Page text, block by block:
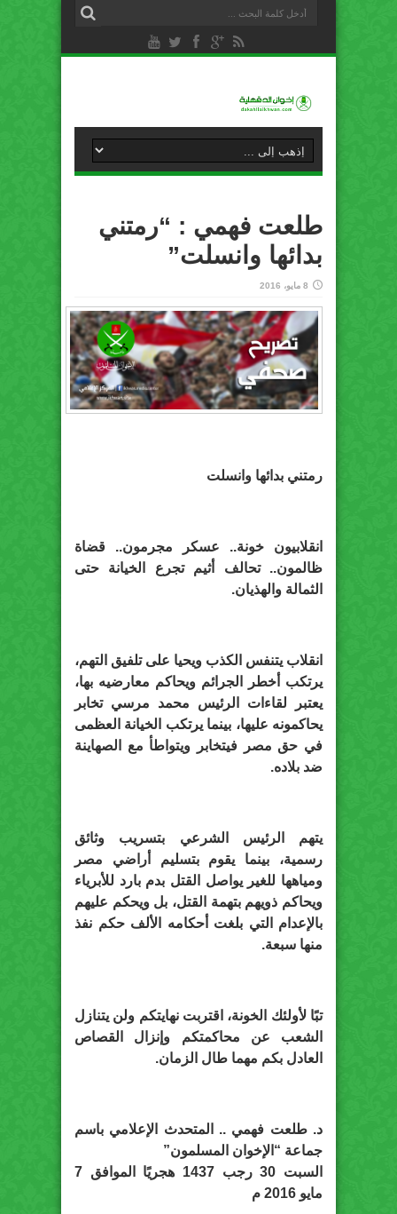
طلعت فهمي : “رمتني
بدائها وانسلت”
8 مايو، 2016
رمتني بدائها وانسلت
انقلابيون خونة.. عسكر مجرمون.. قضاة
ظالمون.. تحالف أثيم تجرع الخيانة حتى
الثمالة والهذيان.
انقلاب يتنفس الكذب ويحيا على تلفيق التهم،
يرتكب أخطر الجرائم ويحاكم معارضيه بها،
يعتبر لقاءات الرئيس محمد مرسي تخابر
يحاكمونه عليها، بينما يرتكب الخيانة العظمى
في حق مصر فيتخابر ويتواطأ مع الصهاينة
ضد بلاده.
يتهم الرئيس الشرعي بتسريب وثائق
رسمية، بينما يقوم بتسليم أراضي مصر
ومياهها للغير يواصل القتل بدم بارد للأبرياء
ويحاكم ذويهم بتهمة القتل، بل ويحكم عليهم
بالإعدام التي بلغت أحكامه الألف حكم نفذ
منها سبعة.
تبًا لأولئك الخونة، اقتربت نهايتكم ولن يتنازل
الشعب عن محاكمتكم وإنزال القصاص
العادل بكم مهما طال الزمان.
د. طلعت فهمي .. المتحدث الإعلامي باسم
جماعة “الإخوان المسلمون”
السبت 30 رجب 1437 هجريًا الموافق 7
مايو 2016 م